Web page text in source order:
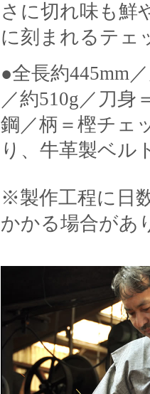
さに切れ味も鮮
に刻まれるテェ
●全長約445mm
／約510g／刀身
鋼／柄＝樫チェ
り、牛革製ベル
※製作工程に日
かかる場合があ